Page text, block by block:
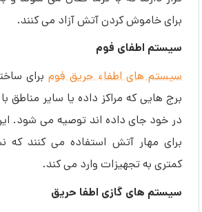
برای خاموش کردن آتش آزاد می کنند.
سیستم اطفای فوم
سیستم های اطفاء حریق فومبرای
برج هایی که مراکز داده یا سایر مناطق
در خود جای داده اند توصیه می شود.
برای مهار آتش استفاده می کنند
کمتری به تجهیزات وارد می کند.
سیستم های گازی اطفا حریق